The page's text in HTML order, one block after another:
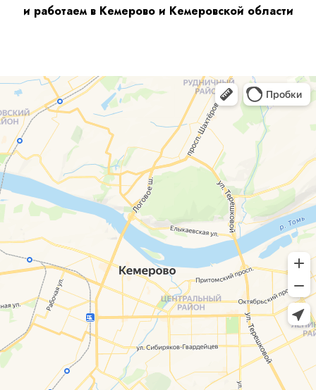
и работаем в Кемерово и Кемеровской области